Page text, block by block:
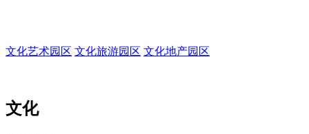
文化艺术园区 文化旅游园区 文化地产园区
文化